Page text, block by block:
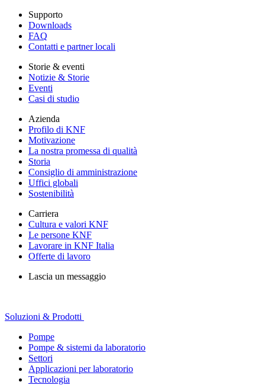
Supporto
Downloads
FAQ
Contatti e partner locali
Storie & eventi
Notizie & Storie
Eventi
Casi di studio
Azienda
Profilo di KNF
Motivazione
La nostra promessa di qualità
Storia
Consiglio di amministrazione
Uffici globali
Sostenibilità
Carriera
Cultura e valori KNF
Le persone KNF
Lavorare in KNF Italia
Offerte di lavoro
Lascia un messaggio
Soluzioni & Prodotti
Pompe
Pompe & sistemi da laboratorio
Settori
Applicazioni per laboratorio
Tecnologia